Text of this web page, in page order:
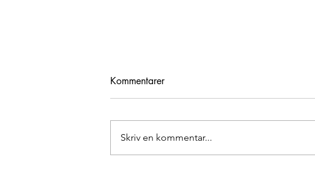
Sommarlov
Kommentarer
Skriv en kommentar...